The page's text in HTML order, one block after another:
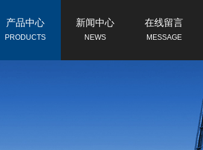
产品中心
PRODUCTS
新闻中心
NEWS
在线留言
MESSAGE